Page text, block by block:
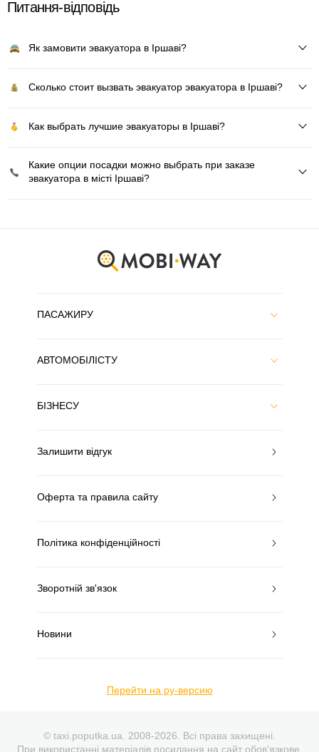
Питання-відповідь
Як замовити эвакуатора в Іршаві?
Сколько стоит вызвать эвакуатор эвакуатора в Іршаві?
Как выбрать лучшие эвакуаторы в Іршаві?
Какие опции посадки можно выбрать при заказе
эвакуатора в місті Іршаві?
ПАСАЖИРУ
АВТОМОБІЛІСТУ
БІЗНЕСУ
Залишити відгук
Оферта та правила сайту
Політика конфіденційності
Зворотній зв'язок
Новини
Перейти на ру-версию
© taxi.poputka.ua. 2008-2026. Всі права захищені.
При використанні матеріалів посилання на сайт обов'язкове.